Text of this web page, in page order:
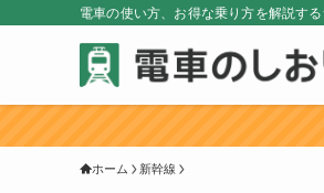
電車の使い方、お得な乗り方を解説する
気に
ホーム 新幹線